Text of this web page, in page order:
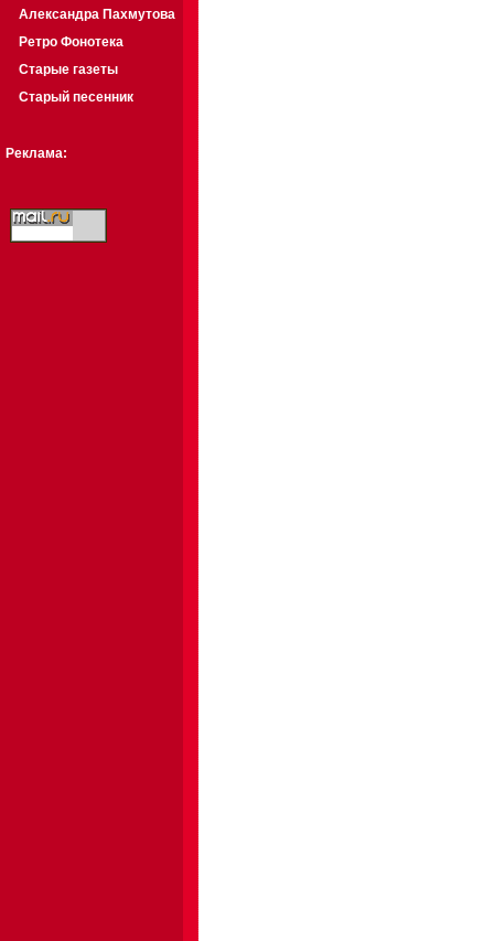
Александра Пахмутова
Ретро Фонотека
Старые газеты
Старый песенник
Реклама: